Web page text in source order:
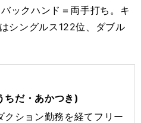
ックハンド＝両手打ち。キ
シングルス122位、ダブル
ちだ・あかつき)
クション勤務を経てフリー